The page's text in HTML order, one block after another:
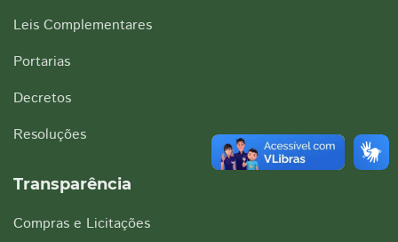
Leis Complementares
Portarias
Decretos
Resoluções
Transparência
Compras e Licitações